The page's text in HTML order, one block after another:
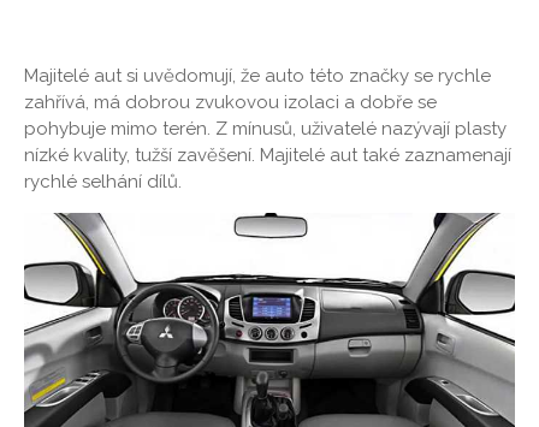
Majitelé aut si uvědomují, že auto této značky se rychle
zahřívá, má dobrou zvukovou izolaci a dobře se
pohybuje mimo terén. Z mínusů, uživatelé nazývají plasty
nízké kvality, tužší zavěšení. Majitelé aut také zaznamenají
rychlé selhání dílů.